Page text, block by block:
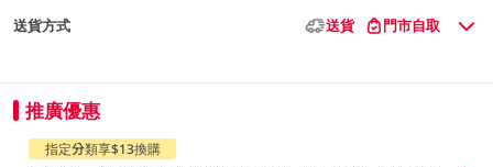
送貨方式 送貨 門市自取
推廣優惠
指定分類享$13換購